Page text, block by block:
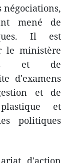
négociations,
mené de
Il est
le ministère
et de
d'examens
et de
et
politiques
d'action